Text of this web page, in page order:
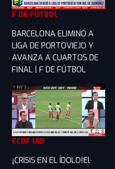
F DE FÚTBOL
BARCELONA ELIMINÓ A
LIGA DE PORTOVIEJO Y
AVANZA A CUARTOS DE
FINAL | F DE FÚTBOL
ECDF UIO
¡CRISIS EN EL ÍDOLO!El